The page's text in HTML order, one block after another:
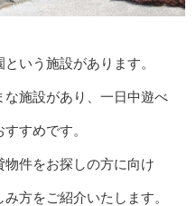
いう施設があります。
施設があり、一日中遊べ
すめです。
件をお探しの方に向け
方をご紹介いたします。